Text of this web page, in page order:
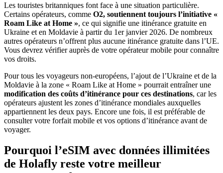
Les touristes britanniques font face à une situation particulière.
Certains opérateurs, comme O2, soutiennent toujours l’initiative «
Roam Like at Home », ce qui signifie une itinérance gratuite en
Ukraine et en Moldavie à partir du 1er janvier 2026. De nombreux
autres opérateurs n’offrent plus aucune itinérance gratuite dans l’UE.
Vous devrez vérifier auprès de votre opérateur mobile pour connaître
vos droits.
Pour tous les voyageurs non-européens, l’ajout de l’Ukraine et de la
Moldavie à la zone « Roam Like at Home » pourrait entraîner une
modification des coûts d’itinérance pour ces destinations, car les
opérateurs ajustent les zones d’itinérance mondiales auxquelles
appartiennent les deux pays. Encore une fois, il est préférable de
consulter votre forfait mobile et vos options d’itinérance avant de
voyager.
Pourquoi l’eSIM avec données illimitées
de Holafly reste votre meilleur